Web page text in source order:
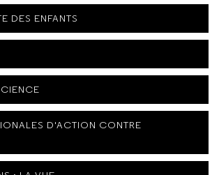
DES ENFANTS
D'ACTION CONTRE